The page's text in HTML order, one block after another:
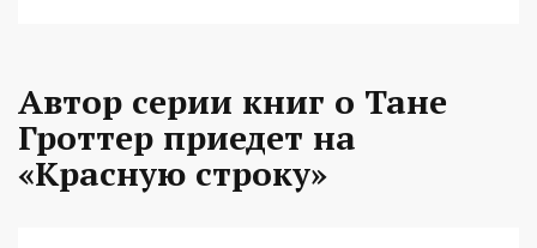
Автор серии книг о Тане
Гроттер приедет на
«Красную строку»